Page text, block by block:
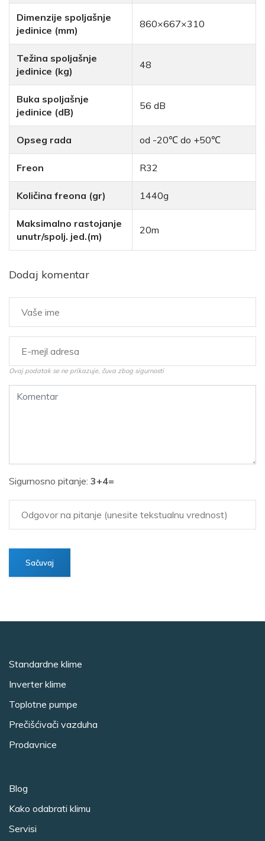
Dimenzije spoljašnje
jedinice (mm)
860×667×310
Težina spoljašnje
jedinice (kg)
48
Buka spoljašnje
jedinice (dB)
56 dB
Opseg rada od -20℃ do +50℃
Freon R32
Količina freona (gr) 1440g
Maksimalno rastojanje
unutr/spolj. jed.(m)
20m
Dodaj komentar
Ovaj podatak se ne prikazuje, čuva zbog sigurnosti
Sigurnosno pitanje: 3+4=
Standardne klime
Inverter klime
Toplotne pumpe
Prečišćivači vazduha
Prodavnice
Blog
Kako odabrati klimu
Servisi